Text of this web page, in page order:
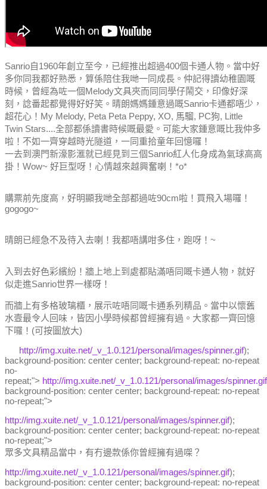
Sanrio自1960年創立至今，已經推出超過400個卡通人物。 當中好
多你同我都好熟悉，算係陪住我哋一同成長。 仲記得讀幼稚園嘅
時候，曾經為咗一個Melody文具夾而同同學仔鬧交，印像好深
刻，諗番起都覺得好好笑。 晴朗媽媽鍾意過嘅Sanrio卡通都唔少，
超花心！ My Melody, Peta Peta Peppy, XO, 馬騮, PC狗, Little
Twin Stars....全部都係讀書時候嘅最愛。 可能大家鍾意嘅比我仲多
啦！ 不如一齊穿越時光隧道，一同重拾童年回憶囉！
一去到澳門新濠影滙就已經見到三個Sanrio紅人化身成為氣球高高
掛！Wow~ 好巨型呀！心情越來越興奮喇！*o*
購票前先度高，好明顯我哋全部都過咗90cm啦！買飛入場囉！
gogogo~
晴朗已經急不及待入去喇！我都唔講咁多住，跑呀！~
入到去好色彩繽紛！牆上地上到處都貼滿唔同嘅卡通人物，就好
似走進Sanrio世界一樣呀！
而牆上有多格玻璃櫃，展示咗唔同嘅卡通系列精品。當中以懷舊
水壼最令人回味，皆因小學時候都曾經擁有過。大家都一齊回憶
下囉！(可按圖放大)
http://img.xuite.net/_v_1.0.121/personal/images/spinner.gif);
background-position: center center; background-repeat: no-repeat
no-
repeat;"> http://img.xuite.net/_v_1.0.121/personal/images/spinner.gif
background-position: center center; background-repeat: no-repeat
no-repeat;">
http://img.xuite.net/_v_1.0.121/personal/images/spinner.gif);
background-position: center center; background-repeat: no-repeat
no-repeat;">
眾多文具精品當中，有冇邊款係你曾經擁有過㗎？
http://img.xuite.net/_v_1.0.121/personal/images/spinner.gif);
background-position: center center; background-repeat: no-repeat